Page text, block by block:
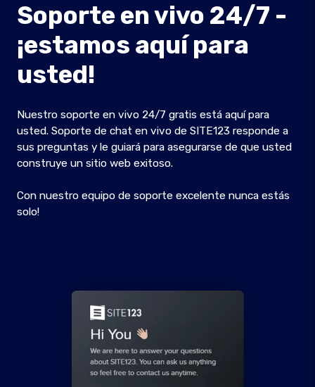
Soporte en vivo 24/7 -
¡estamos aquí para
usted!
Nuestro soporte en vivo 24/7 gratis está aquí para
usted. Soporte de chat en vivo de SITE123 responde a
sus preguntas y le guiará para asegurarse de que usted
construye un sitio web exitoso.
Con nuestro equipo de soporte excelente nunca estás
solo!